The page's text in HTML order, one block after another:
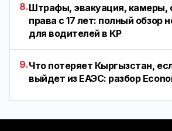
8.Штрафы, эвакуация, камеры,
права с 17 лет: полный обзор
для водителей в КР
9.Что потеряет Кыргызстан,
выйдет из ЕАЭС: разбор